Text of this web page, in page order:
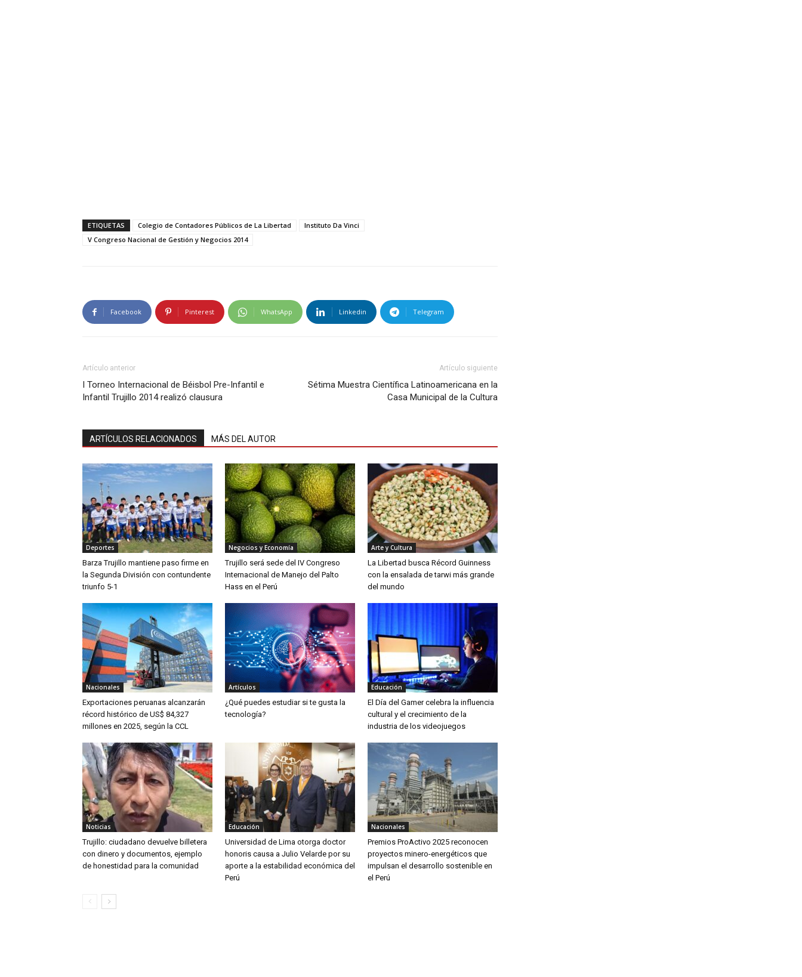
ETIQUETAS Colegio de Contadores Públicos de La Libertad
Instituto Da Vinci
V Congreso Nacional de Gestión y Negocios 2014
Facebook Pinterest WhatsApp Linkedin Telegram
Artículo anterior
I Torneo Internacional de Béisbol Pre-Infantil e
Infantil Trujillo 2014 realizó clausura
Artículo siguiente
Sétima Muestra Científica Latinoamericana en la
Casa Municipal de la Cultura
ARTÍCULOS RELACIONADOS MÁS DEL AUTOR
Deportes
Barza Trujillo mantiene paso firme en
la Segunda División con contundente
triunfo 5-1
Negocios y Economía
Trujillo será sede del IV Congreso
Internacional de Manejo del Palto
Hass en el Perú
Arte y Cultura
La Libertad busca Récord Guinness
con la ensalada de tarwi más grande
del mundo
Nacionales
Exportaciones peruanas alcanzarán
récord histórico de US$ 84,327
millones en 2025, según la CCL
Artículos
¿Qué puedes estudiar si te gusta la
tecnología?
Educación
El Día del Gamer celebra la influencia
cultural y el crecimiento de la
industria de los videojuegos
Noticias
Trujillo: ciudadano devuelve billetera
con dinero y documentos, ejemplo
de honestidad para la comunidad
Educación
Universidad de Lima otorga doctor
honoris causa a Julio Velarde por su
aporte a la estabilidad económica del
Perú
Nacionales
Premios ProActivo 2025 reconocen
proyectos minero-energéticos que
impulsan el desarrollo sostenible en
el Perú